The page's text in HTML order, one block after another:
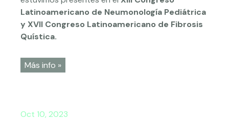
Latinoamericano de Neumonología Pediátrica
y XVII Congreso Latinoamericano de Fibrosis
Quística.
Más info »
Oct 10, 2023